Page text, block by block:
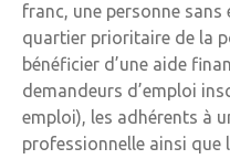
franc, une personne
quartier prioritaire de la
bénéficier d’une aide
demandeurs d’emploi
emploi), les adhérents à
professionnelle ainsi que